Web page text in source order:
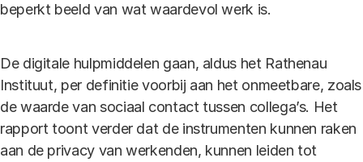
beperkt beeld van wat waardevol werk is.
De digitale hulpmiddelen gaan, aldus het Rathenau
Instituut, per definitie voorbij aan het onmeetbare, zoals
de waarde van sociaal contact tussen collega’s. Het
rapport toont verder dat de instrumenten kunnen raken
aan de privacy van werkenden, kunnen leiden tot